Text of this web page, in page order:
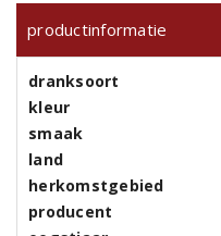
productinformatie
dranksoort
kleur
smaak
land
herkomstgebied
producent